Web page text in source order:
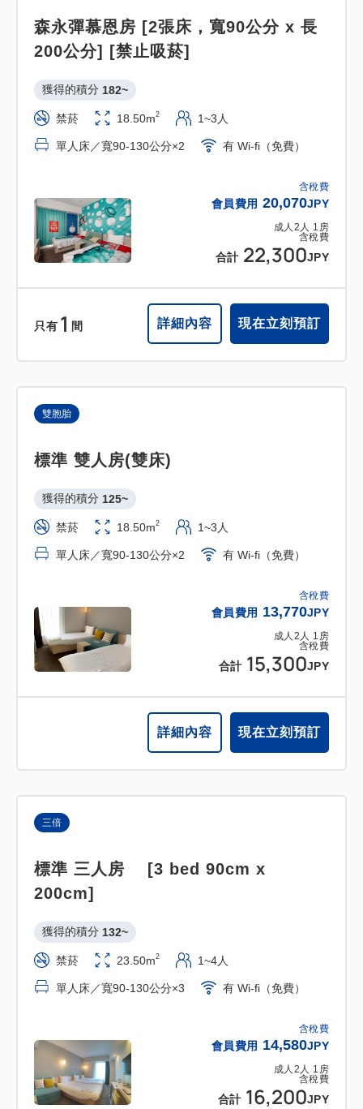
含稅費
會員費用 20,070JPY
成人 2 人 1 房
含稅費
合計 22,300JPY
森永彈慕恩房 [2張床，寬90公分 x 長
200公分] [禁止吸菸]
獲得的積分 182~
禁菸 18.50m2 1~3人
單人床／寬90-130公分×2 有 Wi-fi（免費）
只有 1 間 詳細內容 現在立刻預訂
含稅費
會員費用 13,770JPY
成人 2 人 1 房
含稅費
合計 15,300JPY
雙胞胎
標準 雙人房(雙床)
獲得的積分 125~
禁菸 18.50m2 1~3人
單人床／寬90-130公分×2 有 Wi-fi（免費）
詳細內容 現在立刻預訂
含稅費
會員費用 14,580JPY
成人 2 人 1 房
含稅費
合計 16,200JPY
三倍
標準 三人房 [3 bed 90cm x
200cm]
獲得的積分 132~
禁菸 23.50m2 1~4人
單人床／寬90-130公分×3 有 Wi-fi（免費）